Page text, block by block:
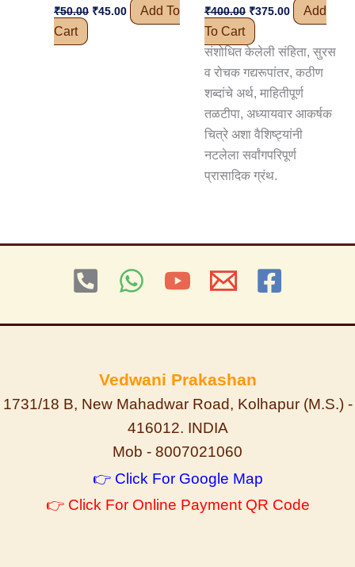
₹50.00 Original
₹45.00Current
Price
Add To
Cart
₹400.00 Original
Price
Was:
₹400.00.
₹375.00Current
Price
₹375.00.
Add
To Cart
संशोधित केलेली संहिता, सुरस
व रोचक गद्यरूपांतर, कठीण
शब्दांचे अर्थ, माहितीपूर्ण
तळटीपा, अध्यायवार आकर्षक
चित्रे अशा वैशिष्ट्यांनी
नटलेला सर्वांगपरिपूर्ण
प्रासादिक ग्रंथ.
Vedwani Prakashan
1731/18 B, New Mahadwar Road, Kolhapur (M.S.) -
416012. INDIA
Mob - 8007021060
👉 Click For Google Map
👉 Click For Online Payment QR Code